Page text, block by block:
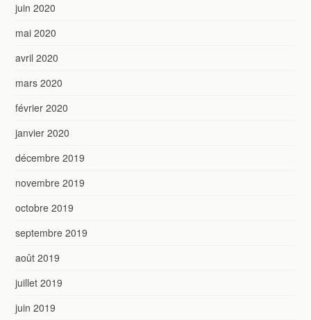
juin 2020
mai 2020
avril 2020
mars 2020
février 2020
janvier 2020
décembre 2019
novembre 2019
octobre 2019
septembre 2019
août 2019
juillet 2019
juin 2019